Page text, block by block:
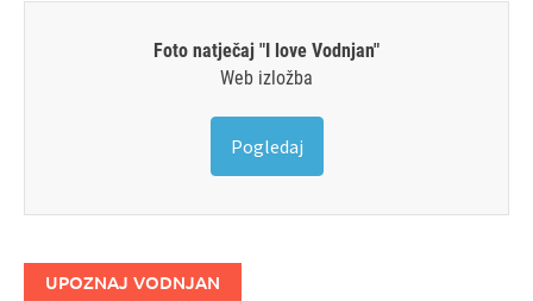
Foto natječaj "I love Vodnjan"
Web izložba
Pogledaj
UPOZNAJ VODNJAN